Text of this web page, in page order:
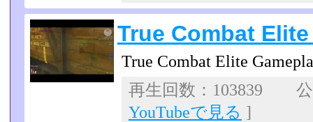
True Combat
True Combat Elite
再生回数：103839
YouTubeで見る ]